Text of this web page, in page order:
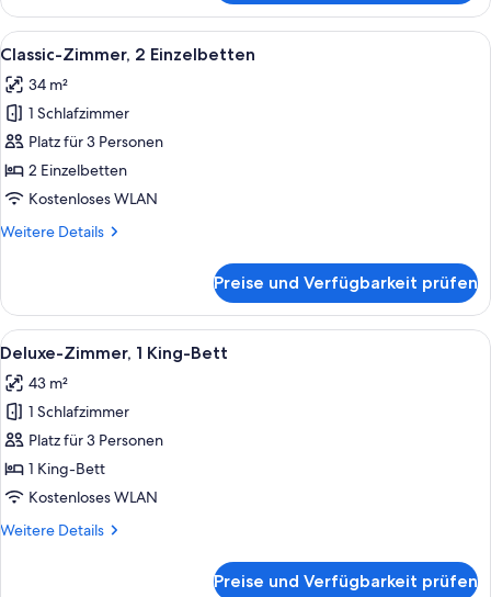
Zimmer,
1 King-
Bett
Alle
Fotos
für
Classic-
Zimmer,
2 Einzelbetten
anzeigen
Ein Hotelzimmer mit zwei Betten,
22
Classic-Zimmer, 2 Einzelbetten
34 m²
1 Schlafzimmer
Platz für 3 Personen
2 Einzelbetten
Kostenloses WLAN
Weitere Details
Weitere
Zimmer,
2 Einzelbetten
Preise und Verfügbarkeit prüfen
Alle
Fotos
für
Deluxe-
Zimmer,
1 King-
Bett
Ein Hotelzimmer mit einem Bett,
16
Deluxe-Zimmer, 1 King-Bett
43 m²
1 Schlafzimmer
Platz für 3 Personen
1 King-Bett
Kostenloses WLAN
Weitere Details
Weitere
Preise und Verfügbarkeit prüfen